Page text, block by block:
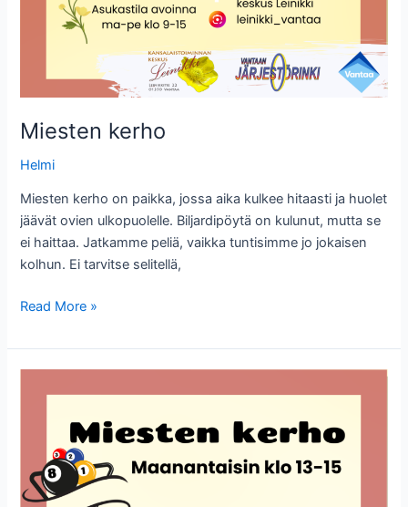
Miesten kerho
Helmi
Miesten kerho on paikka, jossa aika kulkee hitaasti ja huolet
jäävät ovien ulkopuolelle. Biljardipöytä on kulunut, mutta se
ei haittaa. Jatkamme peliä, vaikka tuntisimme jo jokaisen
kolhun. Ei tarvitse selitellä,
Miesten
Read More »